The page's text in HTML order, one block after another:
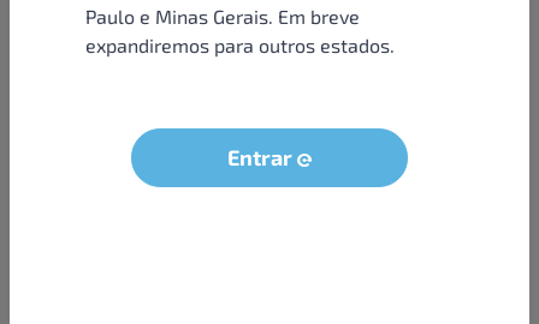
Paulo e Minas Gerais. Em breve
expandiremos para outros estados.
Entrar
Sobre nós
Condições e termos
Seja um parceiro
LGPD - Solicitação dos dados do titular